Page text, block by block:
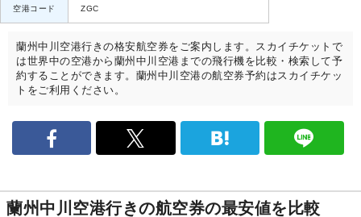
空港コード ZGC
蘭州中川空港行きの格安航空券をご案内します。スカイチケットで
は世界中の空港から蘭州中川空港までの飛行機を比較・検索して予
約することができます。蘭州中川空港の航空券予約はスカイチケッ
トをご利用ください。
蘭州中川空港行きの航空券の最安値を比較